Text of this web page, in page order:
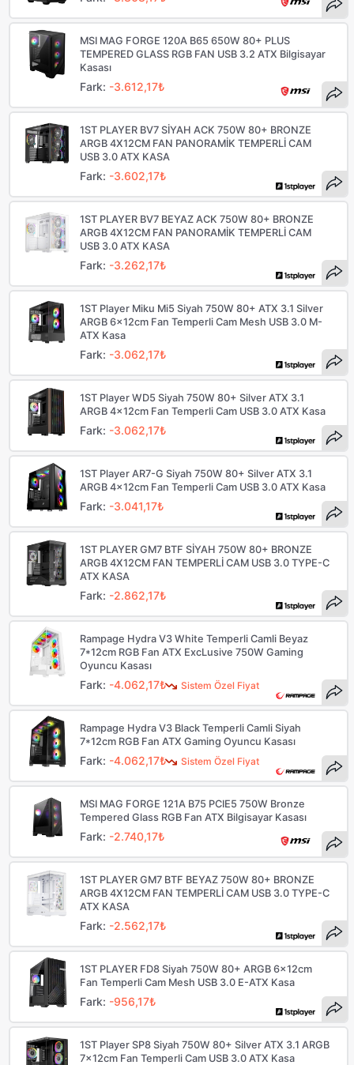
MSI MAG FORGE 120A B65 650W 80+ PLUS
TEMPERED GLASS RGB FAN USB 3.2 ATX Bilgisayar
Kasası
Fark: -3.612,17₺
1ST PLAYER BV7 SİYAH ACK 750W 80+ BRONZE
ARGB 4X12CM FAN PANORAMİK TEMPERLİ CAM
USB 3.0 ATX KASA
Fark: -3.602,17₺
1ST PLAYER BV7 BEYAZ ACK 750W 80+ BRONZE
ARGB 4X12CM FAN PANORAMİK TEMPERLİ CAM
USB 3.0 ATX KASA
Fark: -3.262,17₺
1ST Player Miku Mi5 Siyah 750W 80+ ATX 3.1 Silver
ARGB 6x12cm Fan Temperli Cam Mesh USB 3.0 M-
ATX Kasa
Fark: -3.062,17₺
1ST Player WD5 Siyah 750W 80+ Silver ATX 3.1
ARGB 4x12cm Fan Temperli Cam USB 3.0 ATX Kasa
Fark: -3.062,17₺
1ST Player AR7-G Siyah 750W 80+ Silver ATX 3.1
ARGB 4x12cm Fan Temperli Cam USB 3.0 ATX Kasa
Fark: -3.041,17₺
1ST PLAYER GM7 BTF SİYAH 750W 80+ BRONZE
ARGB 4X12CM FAN TEMPERLİ CAM USB 3.0 TYPE-C
ATX KASA
Fark: -2.862,17₺
Sistem Özel Fiyat
Rampage Hydra V3 White Temperli Camli Beyaz
7*12cm RGB Fan ATX ExcLusive 750W Gaming
Oyuncu Kasası
Fark: -4.062,17₺
Sistem Özel Fiyat
Rampage Hydra V3 Black Temperli Camli Siyah
7*12cm RGB Fan ATX Gaming Oyuncu Kasası
Fark: -4.062,17₺
MSI MAG FORGE 121A B75 PCIE5 750W Bronze
Tempered Glass RGB Fan ATX Bilgisayar Kasası
Fark: -2.740,17₺
1ST PLAYER GM7 BTF BEYAZ 750W 80+ BRONZE
ARGB 4X12CM FAN TEMPERLİ CAM USB 3.0 TYPE-C
ATX KASA
Fark: -2.562,17₺
1ST PLAYER FD8 Siyah 750W 80+ ARGB 6x12cm
Fan Temperli Cam Mesh USB 3.0 E-ATX Kasa
Fark: -956,17₺
1ST Player SP8 Siyah 750W 80+ Silver ATX 3.1 ARGB
7x12cm Fan Temperli Cam USB 3.0 ATX Kasa